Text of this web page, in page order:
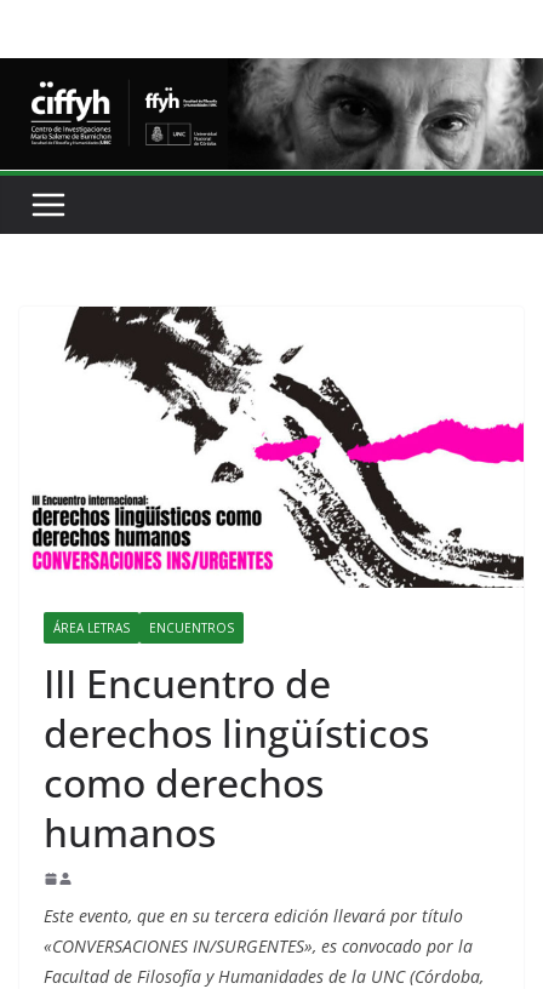
ÁREA LETRAS ENCUENTROS
III Encuentro de
derechos lingüísticos
como derechos
humanos
Este evento, que en su tercera edición llevará por título
«CONVERSACIONES IN/SURGENTES», es convocado por la
Facultad de Filosofía y Humanidades de la UNC (Córdoba,